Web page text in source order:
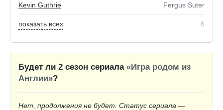
Kevin Guthrie Fergus Suter
показать всех 6
Будет ли 2 сезон сериала «Игра родом из
Англии»?
Нет, продолжения не будет. Статус сериала —